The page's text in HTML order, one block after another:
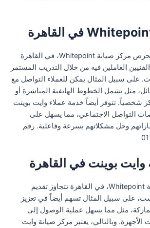
بالإضافة إلى ذلك، يحرص مركز صيانة Whitepoint، في القاهرة
العاملين فيه من خلال التدريب المستمر
على سبيل المثال يمكن للعملاء التواصل مع
مثل تشمل الخطوط الهاتفية المباشرة أو
شخصياً. تتوفر أيضاً خدمة عملاء وايت بوينت
التواصل الاجتماعي، مما يسهل على
وحل مشكلاتهم بسرعة وفاعلية. رقم
وايت بوينت في القاهرة
إن أهمية مركز صيانة Whitepoint، في القاهرة تتجاوز تقديم
على سبيل المثال تسهم أيضاً في تعزيز
مثل مما يسهل عملية الوصول إلى
وبالتالي، يعتبر مركز صيانة وايت